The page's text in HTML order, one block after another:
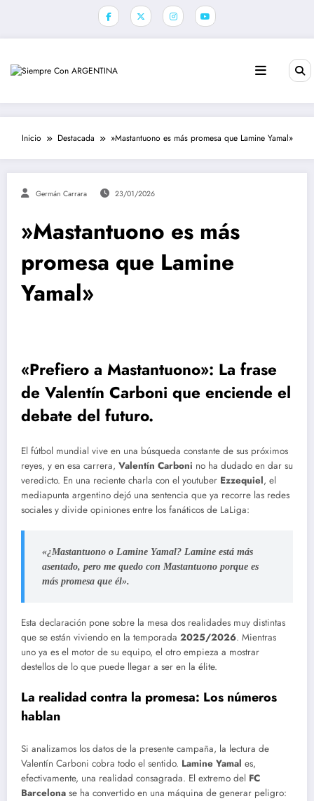
Inicio Destacada »Mastantuono es más promesa que Lamine Yamal»
Germán Carrara 23/01/2026
»Mastantuono es más
promesa que Lamine
Yamal»
«Prefiero a Mastantuono»: La frase
de Valentín Carboni que enciende el
debate del futuro.
El fútbol mundial vive en una búsqueda constante de sus próximos
reyes, y en esa carrera, Valentín Carboni no ha dudado en dar su
veredicto. En una reciente charla con el youtuber Ezzequiel, el
mediapunta argentino dejó una sentencia que ya recorre las redes
sociales y divide opiniones entre los fanáticos de LaLiga:
«¿Mastantuono o Lamine Yamal? Lamine está más
asentado, pero me quedo con Mastantuono porque es
más promesa que él».
Esta declaración pone sobre la mesa dos realidades muy distintas
que se están viviendo en la temporada 2025/2026. Mientras
uno ya es el motor de su equipo, el otro empieza a mostrar
destellos de lo que puede llegar a ser en la élite.
La realidad contra la promesa: Los números
hablan
Si analizamos los datos de la presente campaña, la lectura de
Valentín Carboni cobra todo el sentido. Lamine Yamal es,
efectivamente, una realidad consagrada. El extremo del FC
Barcelona se ha convertido en una máquina de generar peligro: